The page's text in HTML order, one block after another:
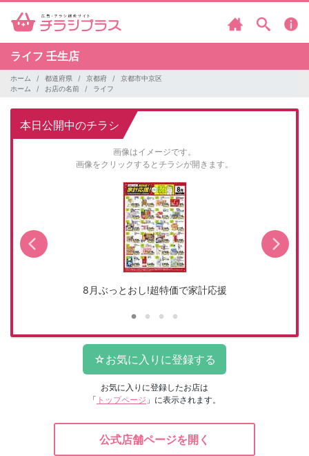
ライフ 壬生店
ホーム 都道府県 京都府
京都市中京区
ホーム
お店の名前 ライフ
本日公開中のチラシ
画像はイメージです。
画像をクリックするとチラシが開きます。
8月ぶっとおし!超特価で家計応援
お気に入りに登録したお店は
「 トップページ 」に表示されます。
公式店舗ページを開く